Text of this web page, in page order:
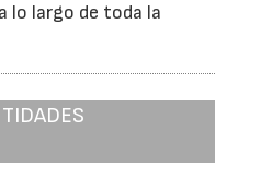
lo largo de toda la